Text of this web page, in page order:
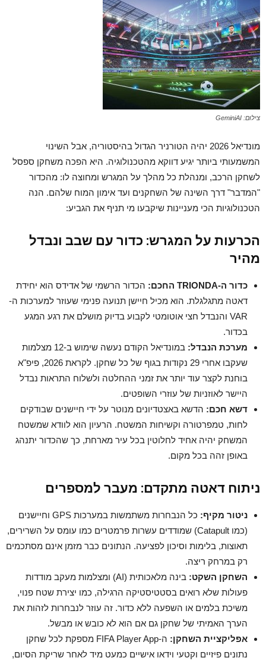
צילום: GeminiAI
מונדיאל 2026 יהיה הטורניר הגדול בהיסטוריה, אבל השינוי
המשמעותי ביותר יגיע דווקא מהטכנולוגיה. היא הפכה משחקן ספסל
לשחקן הרכב, ומנהלת כל מהלך על המגרש ומחוצה לו: מהכדור
"המדבר" דרך השינה של השחקנים ועד אימון המוח שלהם. הנה
הטכנולוגיות הכי מעניינות שיקבעו מי תניף את הגביע:
הכרעות על המגרש: כדור עם שבב ונבדל
מהיר
כדור ה-TRIONDA החכם:
הכדור הרשמי של אדידס הוא יחידת
דאטה מתגלגלת. הוא מכיל חיישן תנועה פנימי שעוזר למערכות ה-
VAR והנבדל חצי אוטומטי לקבוע בדיוק מושלם את רגע המגע
בכדור.
מערכת הנבדל:
במונדיאל הקודם נעשה שימוש ב-12 מצלמות
שעקבו אחרי 29 נקודות בגוף של כל שחקן. לקראת 2026, פיפ"א
בוחנת לקצר עוד יותר את זמני ההחלטה ולשלוח התראות נבדל
היישר לאוזניות של עוזרי השופטים.
דשא חכם: הדשא באצטדיונים מנוטר על ידי חיישנים שבודקים
לחות, טמפרטורה וקשיחות המשטח. הרעיון הוא לוודא שמשטח
המשחק יהיה אחיד לחלוטין בכל עיר מארחת, כך שהכדור יתנהג
באופן זהה בכל מקום.
ניתוח דאטה מתקדם: מעבר למספרים
ניטור מקיף:
כל הנבחרות משתמשות במערכות GPS וחיישנים
(כמו Catapult) שמודדים עשרות פרמטרים כמו עומס על השרירים,
תאוצות, בלימות וסיכון לפציעה. הנתונים כבר מזמן אינם מסתכמים
רק במרחק ריצה.
השחקן השקט:
בינה מלאכותית (AI) ומצלמות מעקב מודדות
פעולות שלא רואים בסטטיסטיקה הרגילה, כמו יצירת שטח פנוי,
משיכת בלמים או השפעה ללא כדור. זה עוזר לנבחרות לזהות את
הערך האמיתי של שחקן גם אם הוא לא כובש או מבשל.
אפליקציית השחקן:
ה-FIFA Player App מספקת לכל שחקן
נתונים פיזיים וקטעי וידאו אישיים כמעט מיד לאחר שריקת הסיום,